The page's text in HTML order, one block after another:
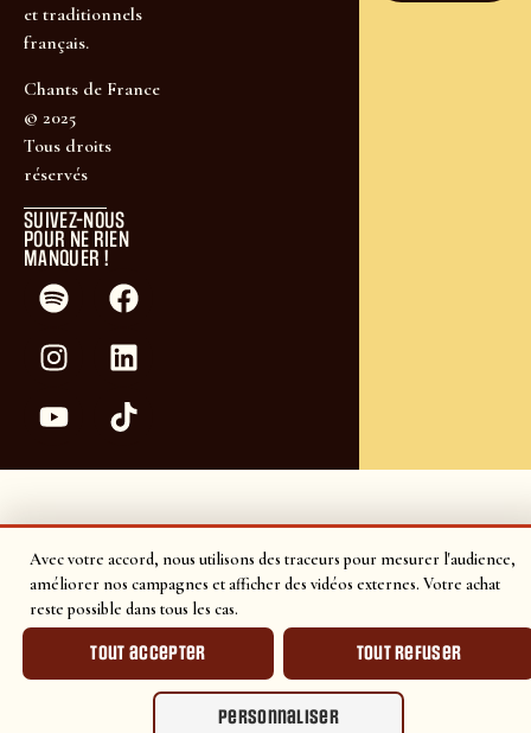
Avec votre accord, nous utilisons des traceurs pour mesurer l'audience,
améliorer nos campagnes et afficher des vidéos externes. Votre achat
reste possible dans tous les cas.
Tout accepter Tout refuser
Personnaliser
et traditionnels
français.
Chants de France
© 2025
Tous droits
réservés
SUIVEZ-NOUS
POUR NE RIEN
MANQUER !